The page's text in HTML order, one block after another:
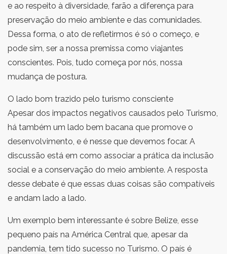
e ao respeito à diversidade, farão a diferença para
preservação do meio ambiente e das comunidades.
Dessa forma, o ato de refletirmos é só o começo, e
pode sim, ser a nossa premissa como viajantes
conscientes. Pois, tudo começa por nós, nossa
mudança de postura.
O lado bom trazido pelo turismo consciente
Apesar dos impactos negativos causados pelo Turismo,
há também um lado bem bacana que promove o
desenvolvimento, e é nesse que devemos focar. A
discussão está em como associar a prática da inclusão
social e a conservação do meio ambiente. A resposta
desse debate é que essas duas coisas são compatíveis
e andam lado a lado.
Um exemplo bem interessante é sobre Belize, esse
pequeno país na América Central que, apesar da
pandemia, tem tido sucesso no Turismo. O país é